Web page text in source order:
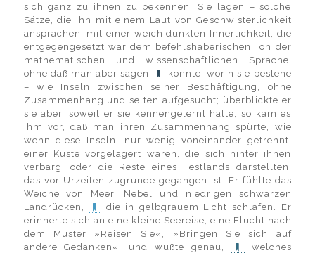
sich ganz zu ihnen zu bekennen. Sie lagen – solche
Sätze, die ihn mit einem Laut von Geschwisterlichkeit
ansprachen; mit einer weich dunklen Innerlichkeit, die
entgegengesetzt war dem befehlshaberischen Ton der
mathematischen und wissenschaftlichen Sprache,
ohne daß man aber sagen
konnte, worin sie bestehe
– wie Inseln zwischen seiner Beschäftigung, ohne
Zusammenhang und selten aufgesucht; überblickte er
sie aber, soweit er sie kennengelernt hatte, so kam es
ihm vor, daß man ihren Zusammenhang spürte, wie
wenn diese Inseln, nur wenig voneinander getrennt,
einer Küste vorgelagert wären, die sich hinter ihnen
verbarg, oder die Reste eines Festlands darstellten,
das vor Urzeiten zugrunde gegangen ist. Er fühlte das
Weiche von Meer, Nebel und niedrigen schwarzen
Landrücken,
die in gelbgrauem Licht schlafen. Er
erinnerte sich an eine kleine Seereise, eine Flucht nach
dem Muster »Reisen Sie«, »Bringen Sie sich auf
andere Gedanken«, und wußte genau,
welches